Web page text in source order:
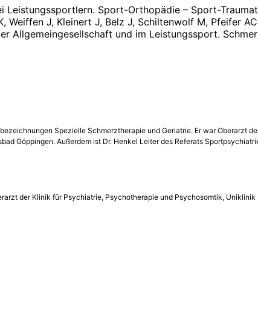
Leistungssportlern. Sport-Orthopädie – Sport-
Weiffen J, Kleinert J, Belz J, Schiltenwolf M, Pfeifer
Allgemeingesellschaft und im Leistungssport.
Spezielle Schmerztherapie und Geriatrie. Er war Oberarzt
Göppingen. Außerdem ist Dr. Henkel Leiter des Referats
der Klinik für Psychiatrie, Psychotherapie und Psychosomtik,